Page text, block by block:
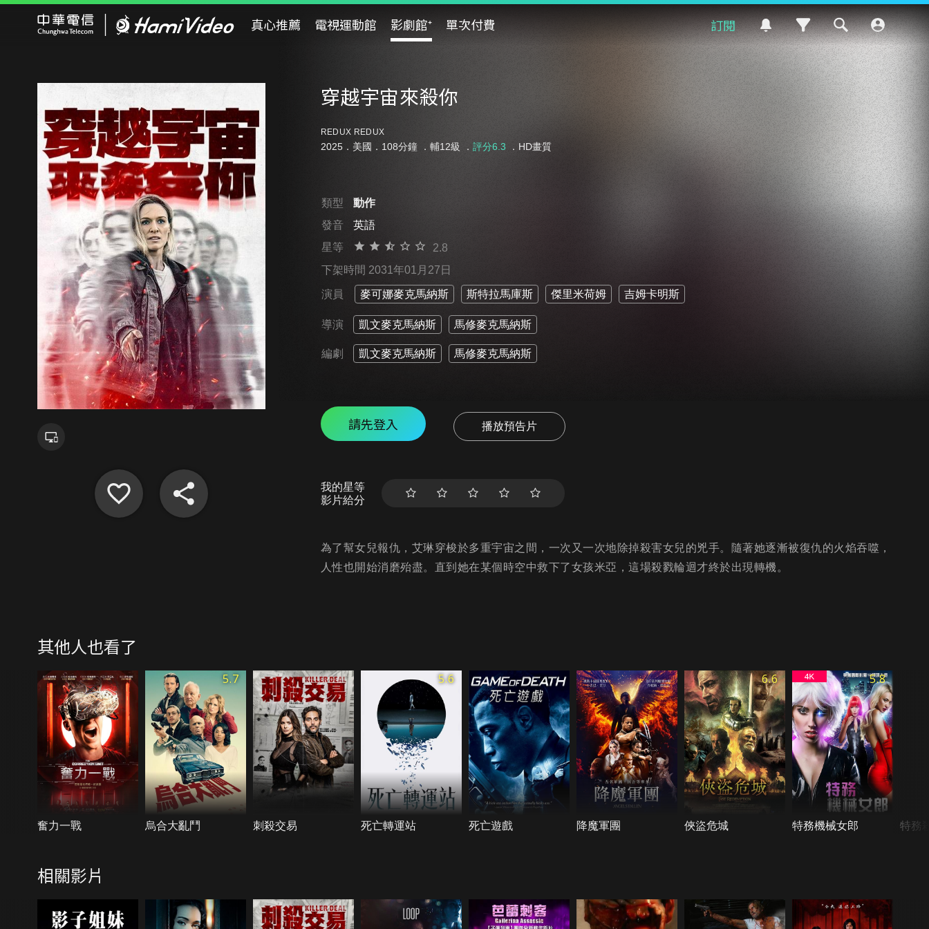
真心推薦 電視運動館 影劇館⁺ 單次付費 訂閱
穿越宇宙來殺你
REDUX REDUX
2025．美國．108分鐘 ． 輔12級 ． 評分6.3 ．HD畫質
類型
動作
發音
英語
星等
2.8
下架時間 2031年01月27日
演員 麥可娜麥克馬納斯 斯特拉馬庫斯 傑里米荷姆 吉姆卡明斯
導演 凱文麥克馬納斯 馬修麥克馬納斯
編劇 凱文麥克馬納斯 馬修麥克馬納斯
請先登入 播放預告片
我的星等
影片給分
為了幫女兒報仇，艾琳穿梭於多重宇宙之間，一次又一次地除掉殺害女兒的兇手。隨著她逐漸被復仇的火焰吞噬，
人性也開始消磨殆盡。直到她在某個時空中救下了女孩米亞，這場殺戮輪迴才終於出現轉機。
其他人也看了
奮力一戰
5.7
烏合大亂鬥 刺殺交易
5.6
死亡轉運站 死亡遊戲 降魔軍團
6.6
俠盜危城
5.8
特務機械女郎 特務
相關影片